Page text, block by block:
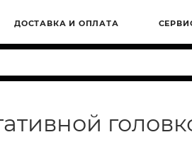
ДОСТАВКА И ОПЛАТА